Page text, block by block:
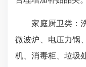
家庭厨卫类：洗
微波炉、电压力锅
机、消毒柜、垃圾